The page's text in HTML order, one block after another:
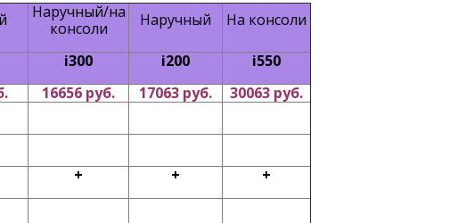
Наручный/на
консоли
Наручный На консоли
i300 i200
i550
16656 руб. 17063 руб.
30063 руб.
+ +
+